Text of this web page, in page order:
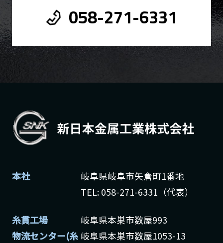
058-271-6331
本社
岐阜県岐阜市矢倉町1番地
TEL: 058-271-6331（代表）
糸貫工場
岐阜県本巣市数屋993
物流センター(糸 岐阜県本巣市数屋1053-13